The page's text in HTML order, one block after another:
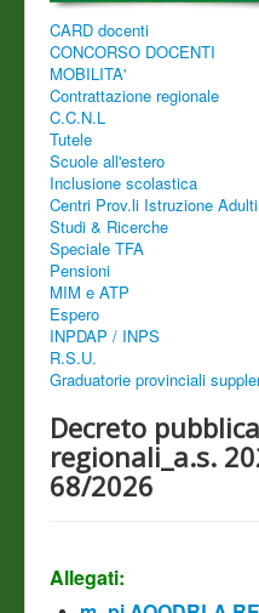
CARD docenti
CONCORSO DOCENTI
MOBILITA'
Contrattazione regionale
C.C.N.L
Tutele
Scuole all'estero
Inclusione scolastica
Centri Prov.li Istruzione
Studi & Ricerche
Speciale TFA
Pensioni
MIM e ATP
Espero
INPDAP / INPS
R.S.U.
Graduatorie provinciali
Decreto
regionali_a.s.
68/2026
Allegati: